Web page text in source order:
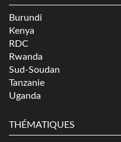
Burundi
Kenya
RDC
Rwanda
Sud-Soudan
Tanzanie
Uganda
THÉMATIQUES